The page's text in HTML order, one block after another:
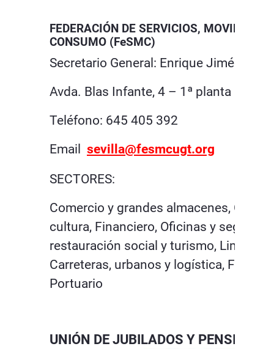
FEDERACIÓN DE SERVICIOS, MOVILIDAD
CONSUMO (FeSMC)
Secretario General: Enrique Jiménez
Avda. Blas Infante, 4 – 1ª planta
Teléfono: 645 405 392
Email
sevilla@fesmcugt.org
SECTORES:
Comercio y grandes almacenes,
cultura, Financiero, Oficinas y seguros,
restauración social y turismo,
Carreteras, urbanos y logística,
Portuario
UNIÓN DE JUBILADOS Y